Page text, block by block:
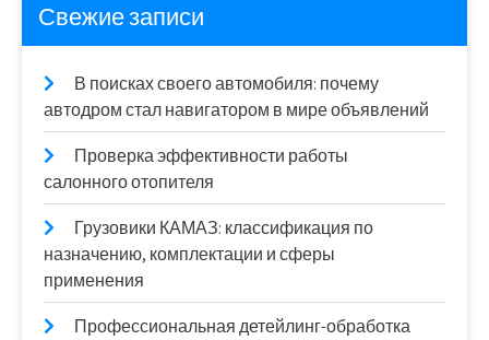
Свежие записи
В поисках своего автомобиля: почему
автодром стал навигатором в мире объявлений
Проверка эффективности работы
салонного отопителя
Грузовики КАМАЗ: классификация по
назначению, комплектации и сферы
применения
Профессиональная детейлинг-обработка